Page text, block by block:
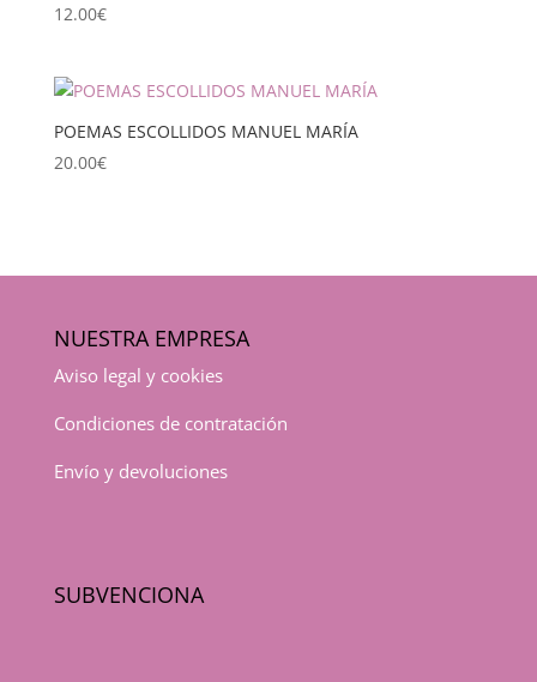
12.00€
POEMAS ESCOLLIDOS MANUEL MARÍA
20.00€
NUESTRA EMPRESA
Aviso legal y cookies
Condiciones de contratación
Envío y devoluciones
SUBVENCIONA